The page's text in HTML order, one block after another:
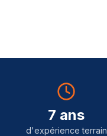
7 ans
d'expérience terrain